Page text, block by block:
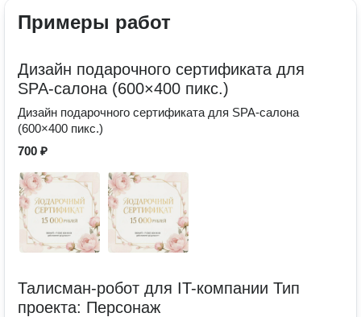
Примеры работ
Дизайн подарочного сертификата для
SPA-салона (600×400 пикс.)
Дизайн подарочного сертификата для SPA-салона
(600×400 пикс.)
700 ₽
Талисман-робот для IT-компании Тип
проекта: Персонаж